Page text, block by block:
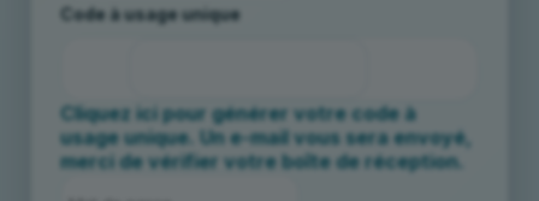
Code à usage unique
Cliquez ici pour générer votre code à
usage unique. Un e-mail vous sera envoyé,
merci de vérifier votre boîte de réception.